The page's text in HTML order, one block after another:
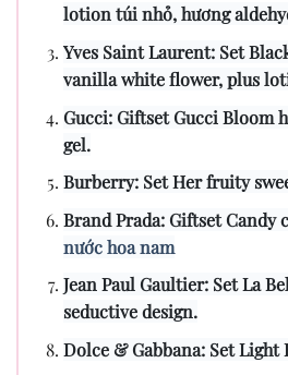
lotion túi nhỏ, hương
Yves Saint Laurent: Set
vanilla white flower, plus
Gucci: Giftset Gucci Bloom
gel.
Burberry: Set Her fruity
Brand Prada: Giftset Candy
nước hoa nam
Jean Paul Gaultier: Set La
seductive design.
Dolce & Gabbana: Set Light